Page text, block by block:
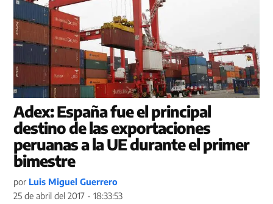
Adex: España fue el principal
destino de las exportaciones
peruanas a la UE durante el primer
bimestre
por Luis Miguel Guerrero
25 de abril del 2017 - 18:33:53